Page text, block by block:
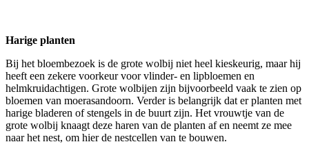
Harige planten
Bij het bloembezoek is de grote wolbij niet heel kieskeurig, maar hij
heeft een zekere voorkeur voor vlinder- en lipbloemen en
helmkruidachtigen. Grote wolbijen zijn bijvoorbeeld vaak te zien op
bloemen van moerasandoorn. Verder is belangrijk dat er planten met
harige bladeren of stengels in de buurt zijn. Het vrouwtje van de
grote wolbij knaagt deze haren van de planten af en neemt ze mee
naar het nest, om hier de nestcellen van te bouwen.